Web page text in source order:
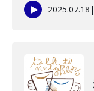
2025.07.18 |